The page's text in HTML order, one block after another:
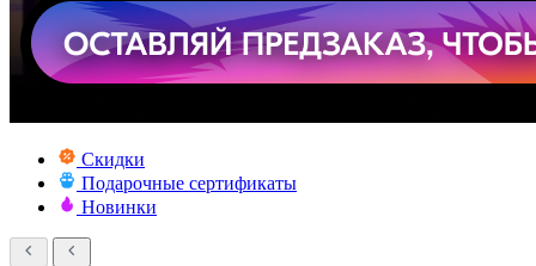
Скидки
Подарочные сертификаты
Новинки